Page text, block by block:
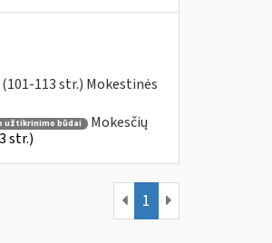
113 str.) Mokestinės
užtikrinimo būdai
Mokesčių
str.)
1